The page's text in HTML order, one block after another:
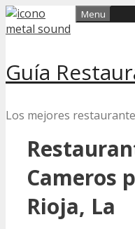
Skip
to
Guía
Los mejores
Menu
Cameros
Rioja, La